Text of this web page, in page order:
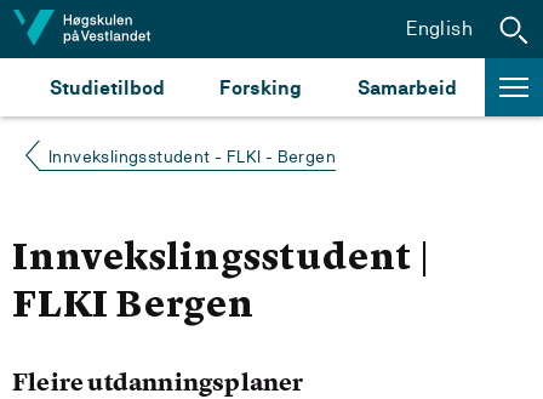
Hopp til innhald
Studietilbod Forsking Samarbeid
English
Innvekslingsstudent - FLKI - Bergen
Innvekslingsstudent |
FLKI Bergen
Fleire utdanningsplaner